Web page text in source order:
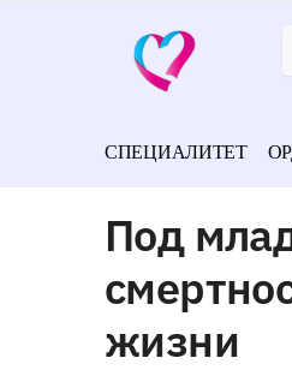
СПЕЦИАЛИТЕТ
Под
жизни